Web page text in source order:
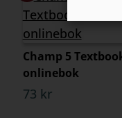
Champ 5
onlinebok
73 kr